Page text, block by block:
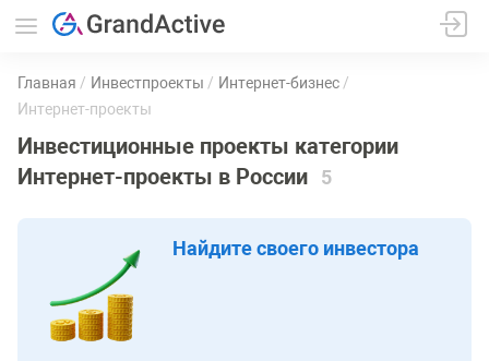
Главная Инвестпроекты
Интернет-бизнес
Интернет-проекты
Инвестиционные проекты категории
Интернет-проекты в России
5
Найдите своего инвестора